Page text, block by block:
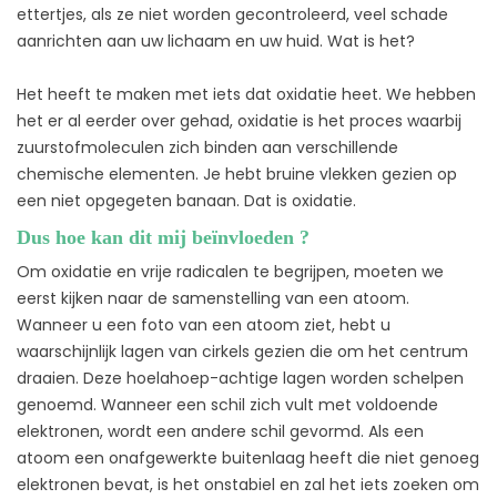
ettertjes, als ze niet worden gecontroleerd, veel schade
aanrichten aan uw lichaam en uw huid. Wat is het?
Het heeft te maken met iets dat oxidatie heet. We hebben
het er al eerder over gehad, oxidatie is het proces waarbij
zuurstofmoleculen zich binden aan verschillende
chemische elementen. Je hebt bruine vlekken gezien op
een niet opgegeten banaan. Dat is oxidatie.
Dus hoe kan dit mij beïnvloeden ?
Om oxidatie en vrije radicalen te begrijpen, moeten we
eerst kijken naar de samenstelling van een atoom.
Wanneer u een foto van een atoom ziet, hebt u
waarschijnlijk lagen van cirkels gezien die om het centrum
draaien. Deze hoelahoep-achtige lagen worden schelpen
genoemd. Wanneer een schil zich vult met voldoende
elektronen, wordt een andere schil gevormd. Als een
atoom een onafgewerkte buitenlaag heeft die niet genoeg
elektronen bevat, is het onstabiel en zal het iets zoeken om